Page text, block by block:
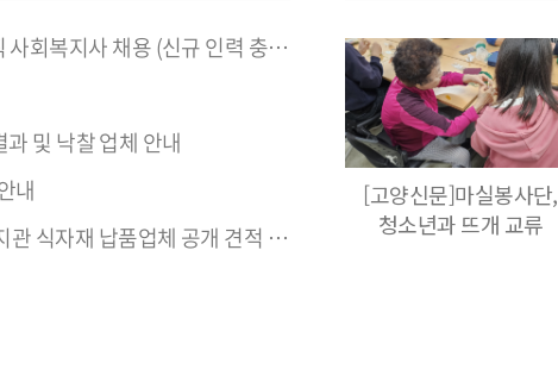
(신규 인력 충원) 채용 최종 합격자 안내
및 낙찰 업체 안내
내
재 납품업체 공개 견적 입찰 공고
[고양신문]마실봉사단,
청소년과 뜨개 교류